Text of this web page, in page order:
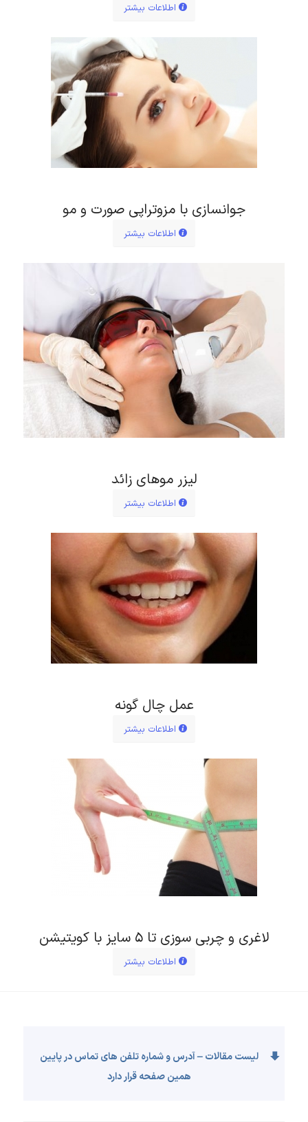
اطلاعات بیشتر
جوانسازی با مزوتراپی صورت و مو
اطلاعات بیشتر
لیزر موهای زائد
اطلاعات بیشتر
عمل چال گونه
اطلاعات بیشتر
لاغری و چربی سوزی تا ۵ سایز با کویتیشن
اطلاعات بیشتر
لیست مقالات – آدرس و شماره تلفن های تماس در پایین
همین صفحه قرار دارد